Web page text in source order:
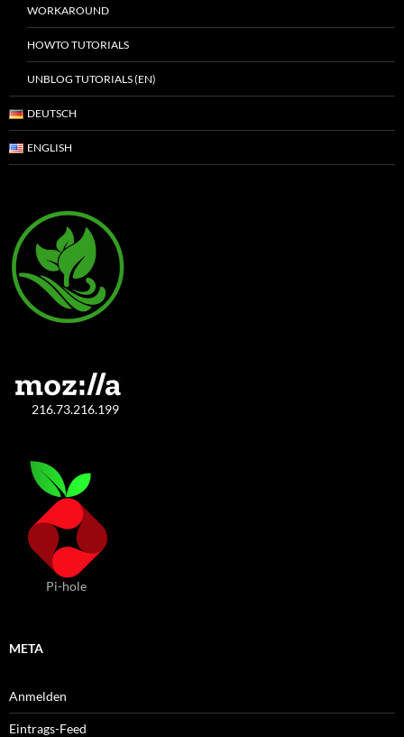
WORKAROUND
HOWTO TUTORIALS
UNBLOG TUTORIALS (EN)
DEUTSCH
ENGLISH
216.73.216.199
Pi-hole
META
Anmelden
Eintrags-Feed